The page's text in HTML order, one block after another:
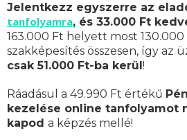
Jelentkezz egyszerre az
tanfolyamra, és 33.000 Ft
163.000 Ft helyett most 130.000
szakképesítés összesen, így az
csak 51.000 Ft-ba kerül!
Ráadásul a 49.990 Ft értékű
kezelése online tanfolyamot
kapod a képzés mellé!